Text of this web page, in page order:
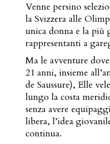
Venne persino
la Svizzera alle
unica donna e la più
rappresentanti a
Ma le avventure
21 anni, insieme
de Saussure), Elle
lungo la costa
senza avere
libera, l’idea
continua.